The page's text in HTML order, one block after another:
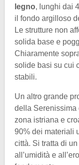
legno, lunghi dai
il fondo argilloso
Le strutture non
solida base e
Chiaramente
solide basi su cui
stabili.
Un altro grande
della Serenissima
zona istriana e
90% dei materiali
città. Si tratta di
all’umidità e